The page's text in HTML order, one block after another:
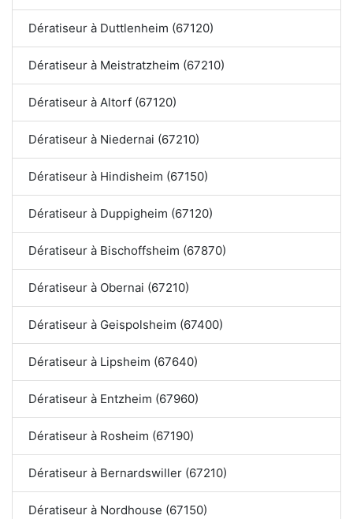
Dératiseur à Duttlenheim (67120)
Dératiseur à Meistratzheim (67210)
Dératiseur à Altorf (67120)
Dératiseur à Niedernai (67210)
Dératiseur à Hindisheim (67150)
Dératiseur à Duppigheim (67120)
Dératiseur à Bischoffsheim (67870)
Dératiseur à Obernai (67210)
Dératiseur à Geispolsheim (67400)
Dératiseur à Lipsheim (67640)
Dératiseur à Entzheim (67960)
Dératiseur à Rosheim (67190)
Dératiseur à Bernardswiller (67210)
Dératiseur à Nordhouse (67150)